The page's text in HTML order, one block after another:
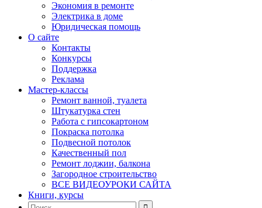
Экономия в ремонте
Электрика в доме
Юридическая помощь
О сайте
Контакты
Конкурсы
Поддержка
Реклама
Мастер-классы
Ремонт ванной, туалета
Штукатурка стен
Работа с гипсокартоном
Покраска потолка
Подвесной потолок
Качественный пол
Ремонт лоджии, балкона
Загородное строительство
ВСЕ ВИДЕОУРОКИ САЙТА
Книги, курсы